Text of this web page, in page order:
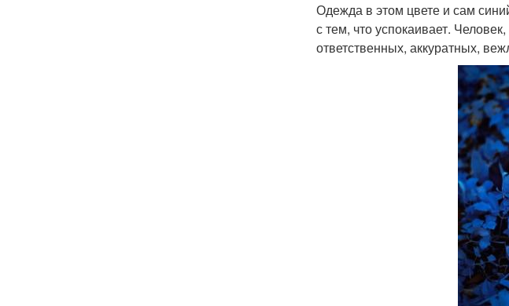
Одежда в этом цвете и сам
с тем, что успокаивает.
ответственных, аккуратных,